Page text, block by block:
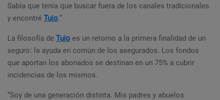
Sabía que tenía que buscar fuera de los canales tradicionales
y encontré Tuio.”
La filosofía de Tuio es un retorno a la primera finalidad de un
seguro: la ayuda en común de los asegurados. Los fondos
que aportan los abonados se destinan en un 75% a cubrir
incidencias de los mismos.
“Soy de una generación distinta. Mis padres y abuelos